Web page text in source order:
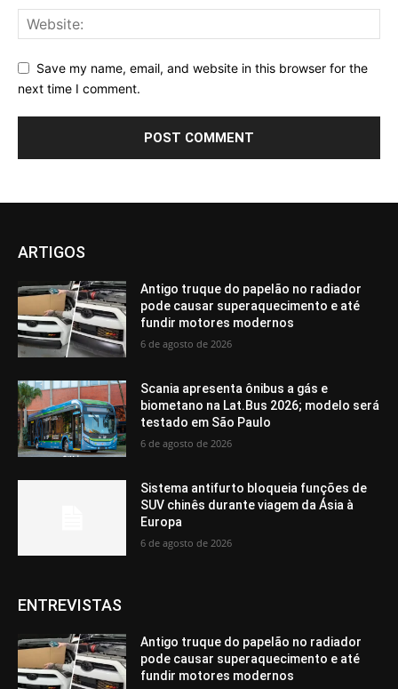
Save my name, email, and website in this browser for the
next time I comment.
ARTIGOS
Antigo truque do papelão no radiador
pode causar superaquecimento e até
fundir motores modernos
6 de agosto de 2026
Scania apresenta ônibus a gás e
biometano na Lat.Bus 2026; modelo será
testado em São Paulo
6 de agosto de 2026
Sistema antifurto bloqueia funções de
SUV chinês durante viagem da Ásia à
Europa
6 de agosto de 2026
ENTREVISTAS
Antigo truque do papelão no radiador
pode causar superaquecimento e até
fundir motores modernos